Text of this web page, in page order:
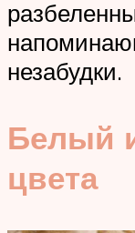
незабудки.
Белый
цвета